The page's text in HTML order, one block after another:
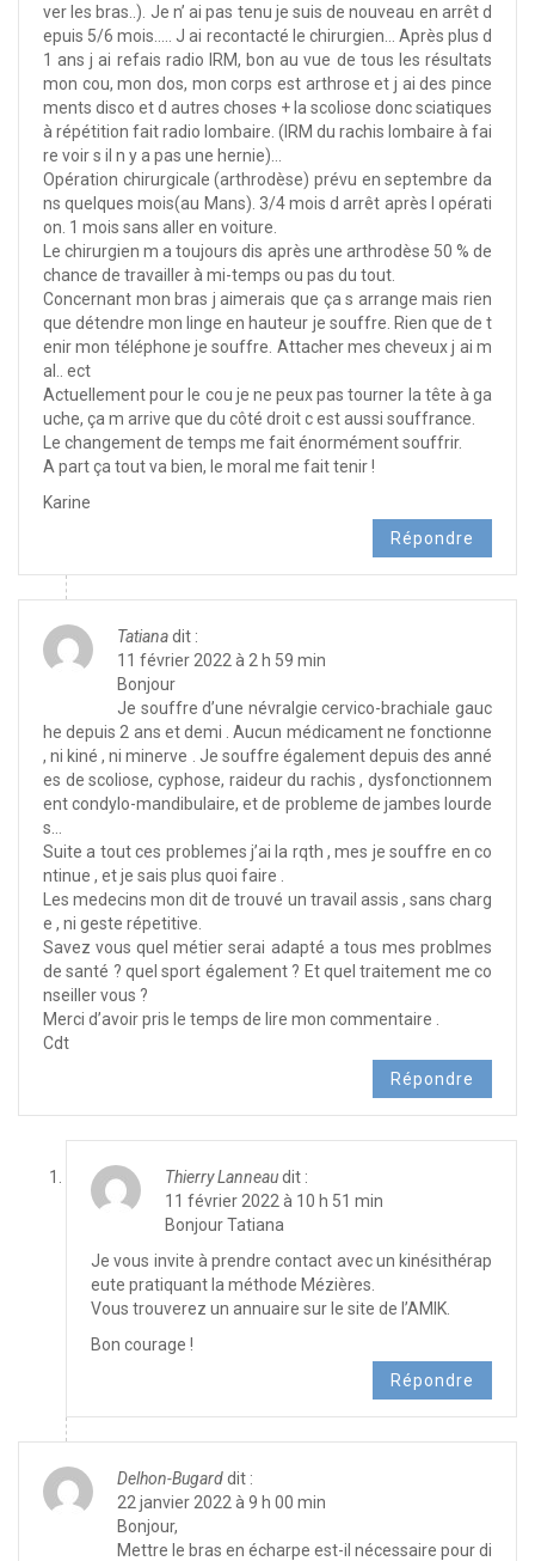
ver les bras..). Je n’ ai pas tenu je suis de nouveau en arrêt d
epuis 5/6 mois….. J ai recontacté le chirurgien… Après plus d
1 ans j ai refais radio IRM, bon au vue de tous les résultats
mon cou, mon dos, mon corps est arthrose et j ai des pince
ments disco et d autres choses + la scoliose donc sciatiques
à répétition fait radio lombaire. (IRM du rachis lombaire à fai
re voir s il n y a pas une hernie)…
Opération chirurgicale (arthrodèse) prévu en septembre da
ns quelques mois(au Mans). 3/4 mois d arrêt après l opérati
on. 1 mois sans aller en voiture.
Le chirurgien m a toujours dis après une arthrodèse 50 % de
chance de travailler à mi-temps ou pas du tout.
Concernant mon bras j aimerais que ça s arrange mais rien
que détendre mon linge en hauteur je souffre. Rien que de t
enir mon téléphone je souffre. Attacher mes cheveux j ai m
al.. ect
Actuellement pour le cou je ne peux pas tourner la tête à ga
uche, ça m arrive que du côté droit c est aussi souffrance.
Le changement de temps me fait énormément souffrir.
A part ça tout va bien, le moral me fait tenir !
Karine
Répondre
Tatianadit :
11 février 2022 à 2 h 59 min
Bonjour
Je souffre d’une névralgie cervico-brachiale gauc
he depuis 2 ans et demi . Aucun médicament ne fonctionne
, ni kiné , ni minerve . Je souffre également depuis des anné
es de scoliose, cyphose, raideur du rachis , dysfonctionnem
ent condylo-mandibulaire, et de probleme de jambes lourde
s…
Suite a tout ces problemes j’ai la rqth , mes je souffre en co
ntinue , et je sais plus quoi faire .
Les medecins mon dit de trouvé un travail assis , sans charg
e , ni geste répetitive.
Savez vous quel métier serai adapté a tous mes problmes
de santé ? quel sport également ? Et quel traitement me co
nseiller vous ?
Merci d’avoir pris le temps de lire mon commentaire .
Cdt
Répondre
Thierry Lanneaudit :
11 février 2022 à 10 h 51 min
Bonjour Tatiana
Je vous invite à prendre contact avec un kinésithérap
eute pratiquant la méthode Mézières.
Vous trouverez un annuaire sur le site de l’AMIK.
Bon courage !
Répondre
Delhon-Bugarddit :
22 janvier 2022 à 9 h 00 min
Bonjour,
Mettre le bras en écharpe est-il nécessaire pour di